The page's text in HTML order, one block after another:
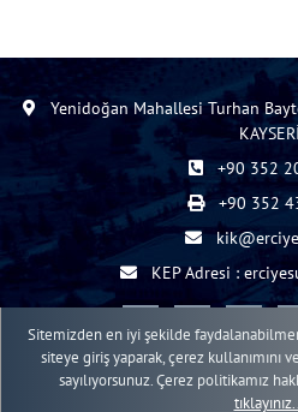
Yenidoğan Mahallesi Turhan
KAYSERİ
+90 352
+90 352
KEP Adresi :
2015 - 2026 © ERÜ Web
Erciyes Üniversitesi Bilgi İşlem
Sitemizden en iyi şekilde
siteye giriş yaparak, çerez kullanımını
sayılıyorsunuz. Çerez politikamız